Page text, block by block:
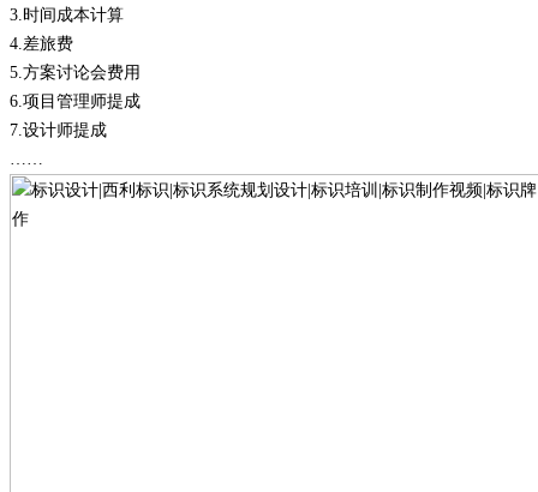
3. 时间成本计算
4. 差旅费
5. 方案讨论会费用
6. 项目管理师提成
7. 设计师提成